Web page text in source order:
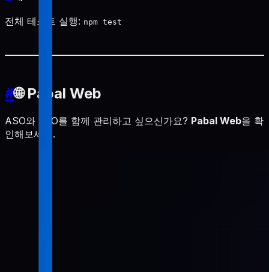
전체 테스트 실행: npm test
#🌐 Pabal Web
ASO와 SEO를 함께 관리하고 싶으신가요? Pabal Web을 확
인해보세요.